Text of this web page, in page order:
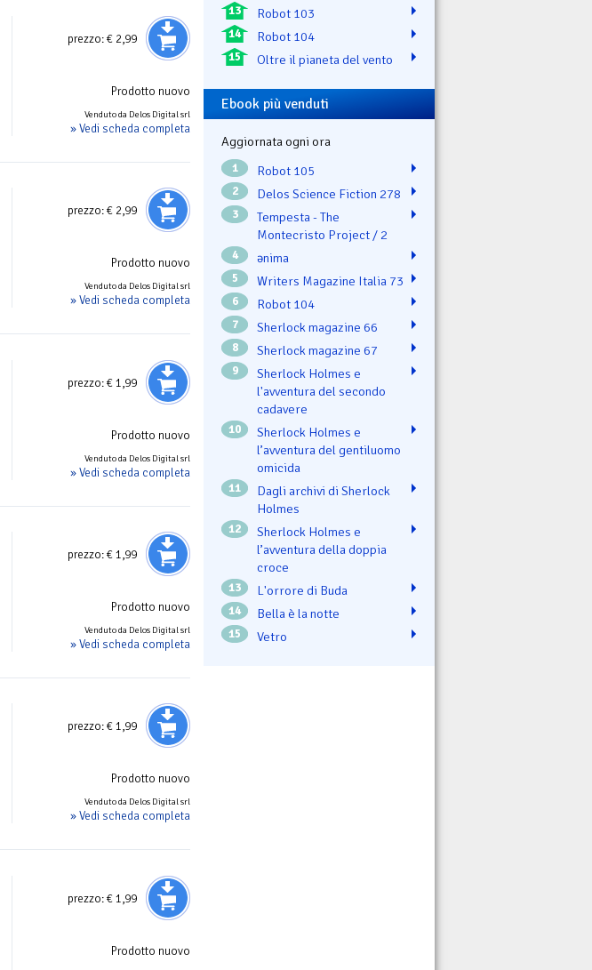
prezzo:€ 2,99
Prodotto nuovo
Venduto da Delos Digital srl
» Vedi scheda completa
prezzo:€ 2,99
Prodotto nuovo
Venduto da Delos Digital srl
» Vedi scheda completa
prezzo:€ 1,99
Prodotto nuovo
Venduto da Delos Digital srl
» Vedi scheda completa
prezzo:€ 1,99
Prodotto nuovo
Venduto da Delos Digital srl
» Vedi scheda completa
prezzo:€ 1,99
Prodotto nuovo
Venduto da Delos Digital srl
» Vedi scheda completa
prezzo:€ 1,99
Prodotto nuovo
13 Robot 103
14 Robot 104
15 Oltre il pianeta del vento
Ebook più venduti
Aggiornata ogni ora
1 Robot 105
2 Delos Science Fiction 278
3
Tempesta - The
Montecristo Project / 2
4 ənima
5 Writers Magazine Italia 73
6 Robot 104
7 Sherlock magazine 66
8 Sherlock magazine 67
9
Sherlock Holmes e
l'avventura del secondo
cadavere
10
Sherlock Holmes e
l’avventura del gentiluomo
omicida
11
Dagli archivi di Sherlock
Holmes
12
Sherlock Holmes e
l’avventura della doppia
croce
13 L'orrore di Buda
14 Bella è la notte
15 Vetro